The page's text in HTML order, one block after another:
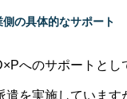
の具体的なサポート
へのサポートと
遣を実施していま